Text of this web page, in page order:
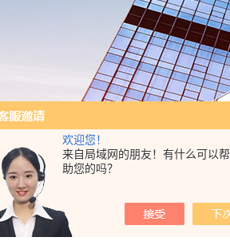
欢迎您！
来自局域网的朋友！有什么可以帮
助您的吗？